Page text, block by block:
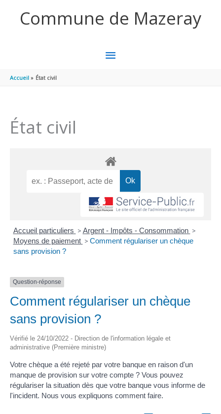
Commune de Mazeray
MENU
Accueil État civil
État civil
Accueil particuliers > Argent - Impôts - Consommation >
Moyens de paiement > Comment régulariser un chèque
sans provision ?
Question-réponse
Comment régulariser un chèque
sans provision ?
Vérifié le 24/10/2022 - Direction de l'information légale et
administrative (Première ministre)
Votre chèque a été rejeté par votre banque en raison d'un
manque de provision sur votre compte ? Vous pouvez
régulariser la situation dès que votre banque vous informe de
l'incident. Nous vous expliquons comment faire.